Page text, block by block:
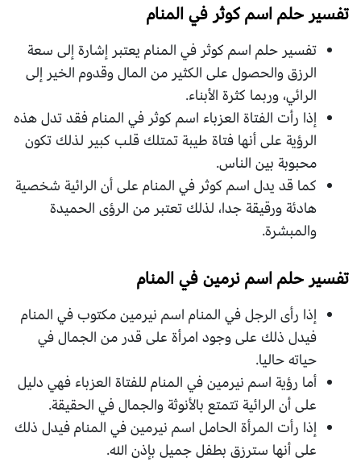
تفسير حلم اسم كوثر في المنام
تفسير حلم اسم كوثر في المنام يعتبر إشارة إلى سعة
الرزق والحصول على الكثير من المال وقدوم الخير إلى
الرائي، وربما كثرة الأبناء.
إذا رأت الفتاة العزباء اسم كوثر في المنام فقد تدل هذه
الرؤية على أنها فتاة طيبة تمتلك قلب كبير لذلك تكون
محبوبة بين الناس.
كما قد يدل اسم كوثر في المنام على أن الرائية شخصية
هادئة ورقيقة جدا، لذلك تعتبر من الرؤى الحميدة
والمبشرة.
تفسير حلم اسم نرمين في المنام
إذا رأى الرجل في المنام اسم نيرمين مكتوب في المنام
فيدل ذلك على وجود امرأة على قدر من الجمال في
حياته حاليا.
أما رؤية اسم نيرمين في المنام للفتاة العزباء فهي دليل
على أن الرائية تتمتع بالأنوثة والجمال في الحقيقة.
إذا رأت المرأة الحامل اسم نيرمين في المنام فيدل ذلك
على أنها سترزق بطفل جميل بإذن الله.